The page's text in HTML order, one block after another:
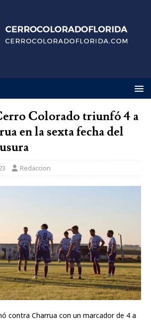
Colorado triunfó 4 a
en la sexta fecha del
Redaccion
contra Charrua con un marcador de 4 a